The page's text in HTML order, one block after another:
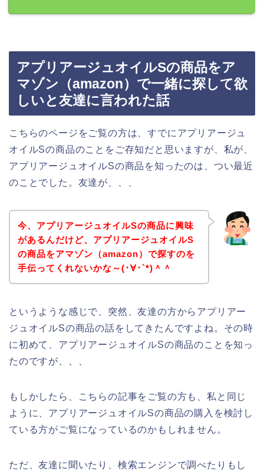
アプリアージュオイルSの商品をア
マゾン（amazon）で一緒に探して欲
しいと友達に言われた話
こちらのページをご覧の方は、すでにアプリアージュ
オイルSの商品のことをご存知だと思いますが、私が、
アプリアージュオイルSの商品を知ったのは、つい最近
のことでした。友達が、、、
今、アプリアージュオイルSの商品に興味
があるんだけど、アプリアージュオイルS
の商品をアマゾン（amazon）で探すのを
手伝ってくれないかな～(･∀･`*)＾＾
というような感じで、突然、友達の方からアプリアー
ジュオイルSの商品の話をしてきたんですよね。その時
に初めて、アプリアージュオイルSの商品のことを知っ
たのですが、、、
もしかしたら、こちらの記事をご覧の方も、私と同じ
ように、アプリアージュオイルSの商品の購入を検討し
ている方がご覧になっているのかもしれません。
ただ、友達に聞いたり、検索エンジンで調べたりもし